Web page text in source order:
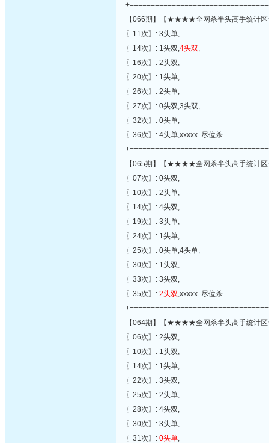
【066期】【★★★★全网杀半头高手统计
〖11次〗: 3头单,
〖14次〗: 1头双,4头双,
〖16次〗: 2头双,
〖20次〗: 1头单,
〖26次〗: 2头单,
〖27次〗: 0头双,3头双,
〖32次〗: 0头单,
〖36次〗: 4头单,xxxxx 尽位杀
【065期】【★★★★全网杀半头高手统计
〖07次〗: 0头双,
〖10次〗: 2头单,
〖14次〗: 4头双,
〖19次〗: 3头单,
〖24次〗: 1头单,
〖25次〗: 0头单,4头单,
〖30次〗: 1头双,
〖33次〗: 3头双,
〖35次〗: 2头双,xxxxx 尽位杀
【064期】【★★★★全网杀半头高手统计
〖06次〗: 2头双,
〖10次〗: 1头双,
〖14次〗: 1头单,
〖22次〗: 3头双,
〖25次〗: 2头单,
〖28次〗: 4头双,
〖30次〗: 3头单,
〖31次〗: 0头单,